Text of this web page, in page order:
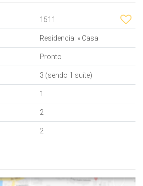
1511
Residencial » Casa
Pronto
3 (sendo 1 suíte)
1
2
2